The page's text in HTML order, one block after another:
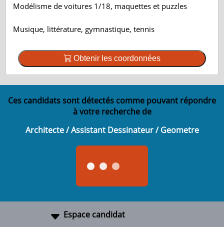
Modélisme de voitures 1/18, maquettes et puzzles
Musique, littérature, gymnastique, tennis
Obtenir les coordonnées
Ces candidats sont détectés comme pouvant répondre
à votre recherche de
Architecte / Assistant Dessinateur / Geometre
Espace candidat